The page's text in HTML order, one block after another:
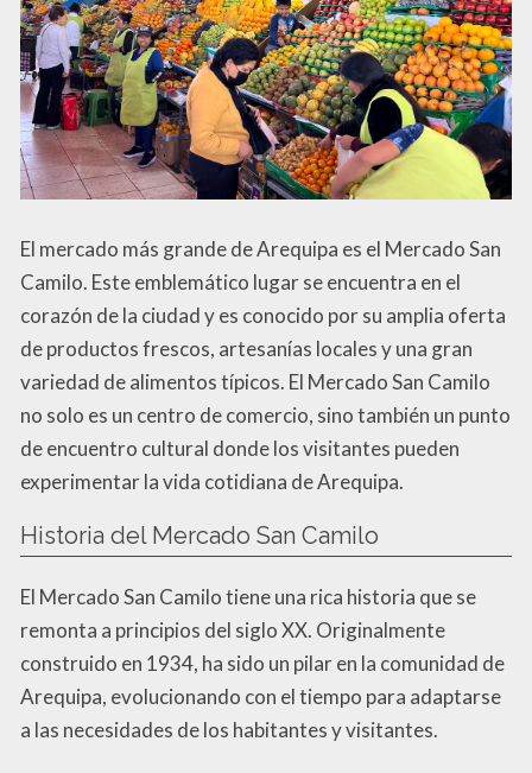
El mercado más grande de Arequipa es el Mercado San
Camilo. Este emblemático lugar se encuentra en el
corazón de la ciudad y es conocido por su amplia oferta
de productos frescos, artesanías locales y una gran
variedad de alimentos típicos. El Mercado San Camilo
no solo es un centro de comercio, sino también un punto
de encuentro cultural donde los visitantes pueden
experimentar la vida cotidiana de Arequipa.
Historia del Mercado San Camilo
El Mercado San Camilo tiene una rica historia que se
remonta a principios del siglo XX. Originalmente
construido en 1934, ha sido un pilar en la comunidad de
Arequipa, evolucionando con el tiempo para adaptarse
a las necesidades de los habitantes y visitantes.